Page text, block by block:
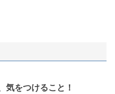
気をつけること！